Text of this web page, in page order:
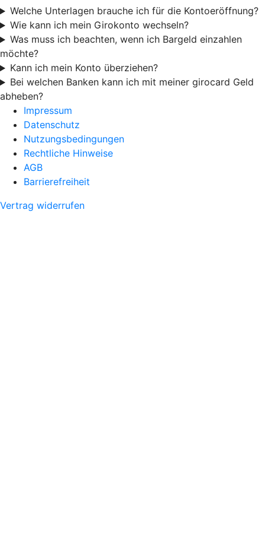
Welche Unterlagen brauche ich für die Kontoeröffnung?
Wie kann ich mein Girokonto wechseln?
Was muss ich beachten, wenn ich Bargeld einzahlen
möchte?
Kann ich mein Konto überziehen?
Bei welchen Banken kann ich mit meiner girocard Geld
abheben?
Impressum
Datenschutz
Nutzungsbedingungen
Rechtliche Hinweise
AGB
Barrierefreiheit
Vertrag widerrufen